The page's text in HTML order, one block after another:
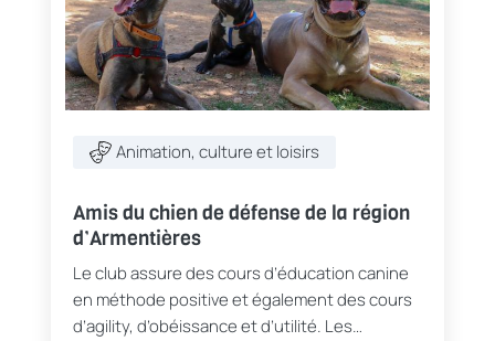
Animation, culture et loisirs
Amis du chien de défense de la région
d’Armentières
Le club assure des cours d’éducation canine
en méthode positive et également des cours
d’agility, d’obéissance et d’utilité. Les